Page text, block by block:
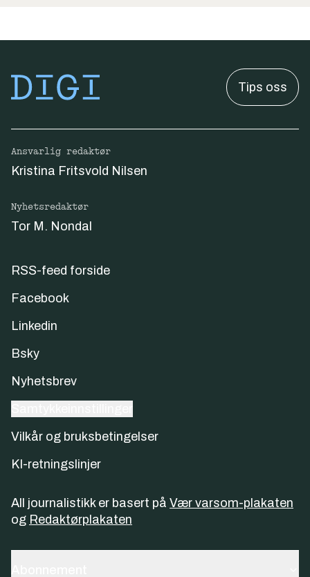
Tips oss
Ansvarlig redaktør
Kristina Fritsvold Nilsen
Nyhetsredaktør
Tor M. Nondal
RSS-feed forside
Facebook
Linkedin
Bsky
Nyhetsbrev
Vilkår og bruksbetingelser
KI-retningslinjer
All journalistikk er basert på Vær varsom-plakaten
og Redaktørplakaten